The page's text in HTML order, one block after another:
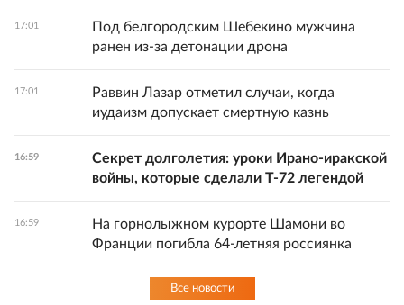
17:01
Под белгородским Шебекино мужчина
ранен из-за детонации дрона
17:01
Раввин Лазар отметил случаи, когда
иудаизм допускает смертную казнь
16:59
Секрет долголетия: уроки Ирано-иракской
войны, которые сделали Т-72 легендой
16:59
На горнолыжном курорте Шамони во
Франции погибла 64-летняя россиянка
Все новости